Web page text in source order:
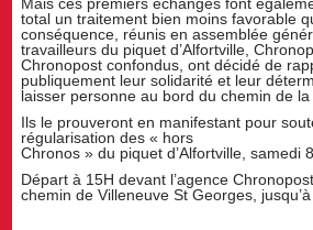
Mais ces premiers échanges font
total un traitement bien moins favorable
conséquence, réunis en assemblée
travailleurs du piquet d’Alfortville,
Chronopost confondus, ont décidé de
publiquement leur solidarité et leur
laisser personne au bord du chemin de
Ils le prouveront en manifestant pour
régularisation des « hors
Chronos » du piquet d’Alfortville, samedi
Départ à 15H devant l’agence
chemin de Villeneuve St Georges, jusqu’à